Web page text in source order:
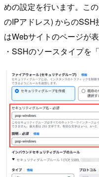
めの設定を行います。こ
のIPアドレス) からの
はWebサイトのページが
・SSHのソースタイプを